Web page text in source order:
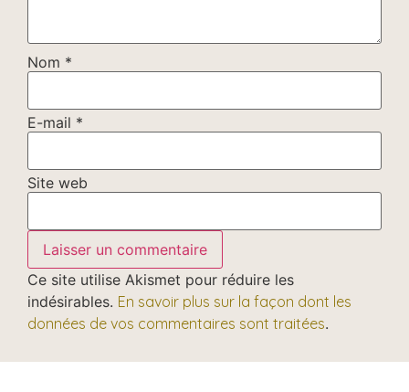
Nom *
E-mail *
Site web
Ce site utilise Akismet pour réduire les
indésirables. En savoir plus sur la façon dont les
données de vos commentaires sont traitées.